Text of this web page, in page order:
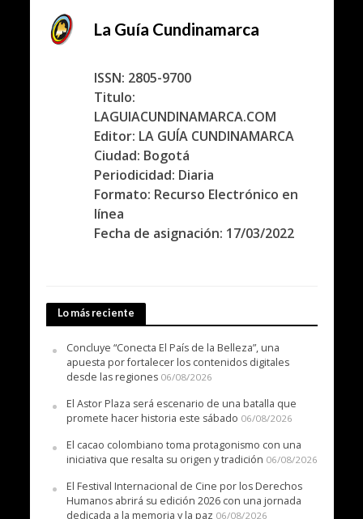
La Guía Cundinamarca
ISSN: 2805-9700
Titulo:
LAGUIACUNDINAMARCA.COM
Editor: LA GUÍA CUNDINAMARCA
Ciudad: Bogotá
Periodicidad: Diaria
Formato: Recurso Electrónico en
línea
Fecha de asignación: 17/03/2022
Lo más reciente
Concluye “Conecta El País de la Belleza”, una
apuesta por fortalecer los contenidos digitales
desde las regiones 06/08/2026
El Astor Plaza será escenario de una batalla que
promete hacer historia este sábado 06/08/2026
El cacao colombiano toma protagonismo con una
iniciativa que resalta su origen y tradición 06/08/2026
El Festival Internacional de Cine por los Derechos
Humanos abrirá su edición 2026 con una jornada
dedicada a la memoria y la paz 06/08/2026